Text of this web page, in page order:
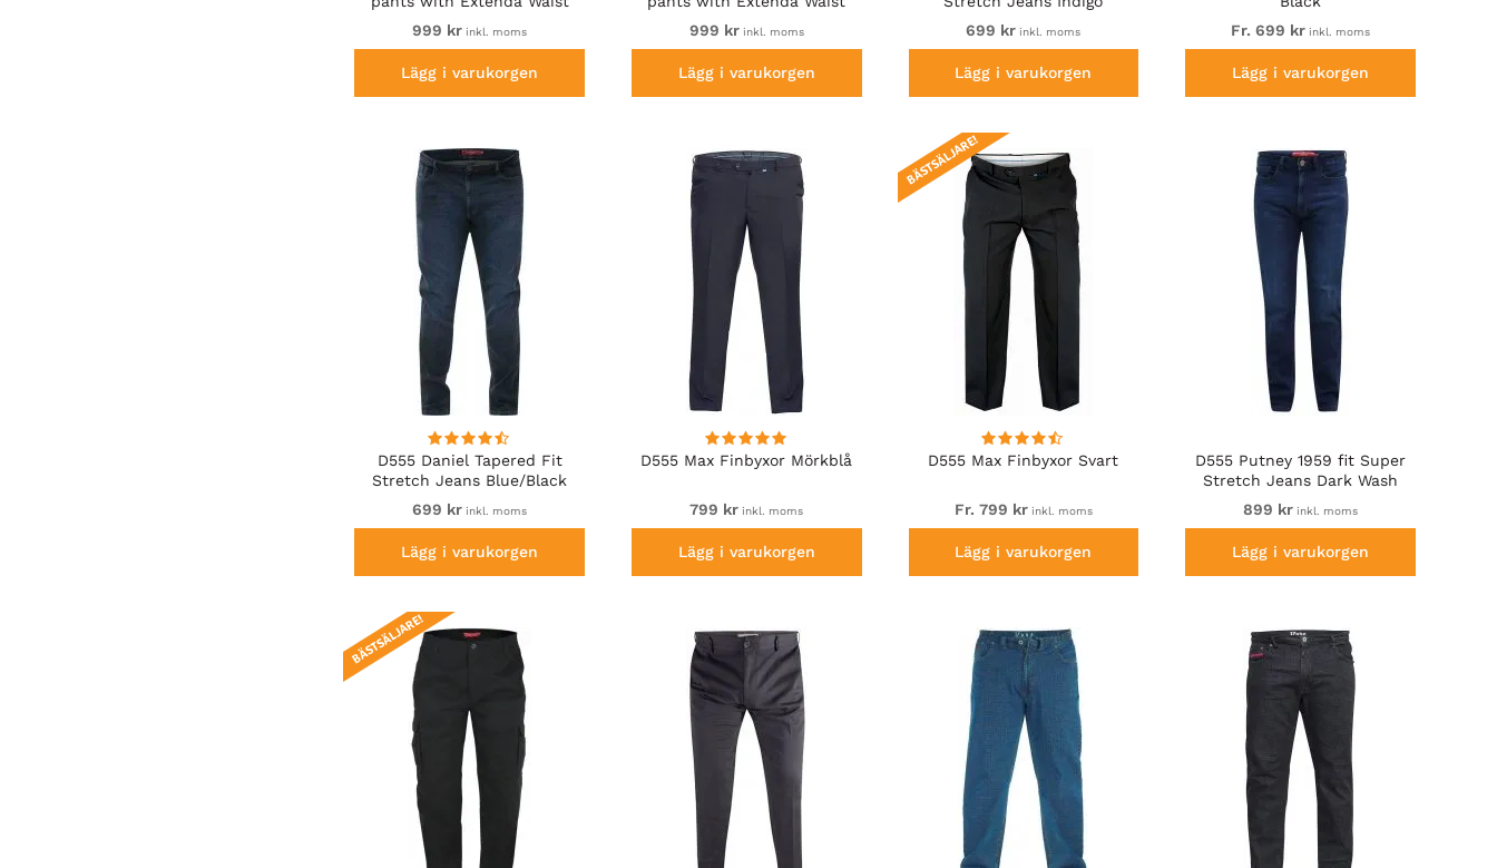
Black
999 kr inkl. moms
Lägg i varukorgen
Indigo Blue
999 krinkl. moms
Lägg i varukorgen
699 kr inkl. moms
Lägg i varukorgen
Fr. 699 kr inkl. moms
Lägg i varukorgen
D555 Daniel Tapered Fit
Stretch Jeans Blue/Black
Wash
699 kr inkl. moms
Lägg i varukorgen
D555 Max Finbyxor Mörkblå
799 kr inkl. moms
Lägg i varukorgen
D555 Max Finbyxor Svart
BÄSTSÄLJARE!
Fr. 799 krinkl. moms
Lägg i varukorgen
D555 Putney 1959 fit Super
Stretch Jeans Dark Wash
899 kr inkl. moms
Lägg i varukorgen
BÄSTSÄLJARE!